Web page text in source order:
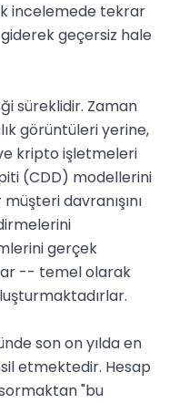
incelemede tekrar
geçersiz hale
süreklidir. Zaman
görüntüleri yerine,
kripto işletmeleri
(CDD) modellerini
davranışını
gerçek
-- temel olarak
son on yılda en
etmektedir. Hesap
"bu